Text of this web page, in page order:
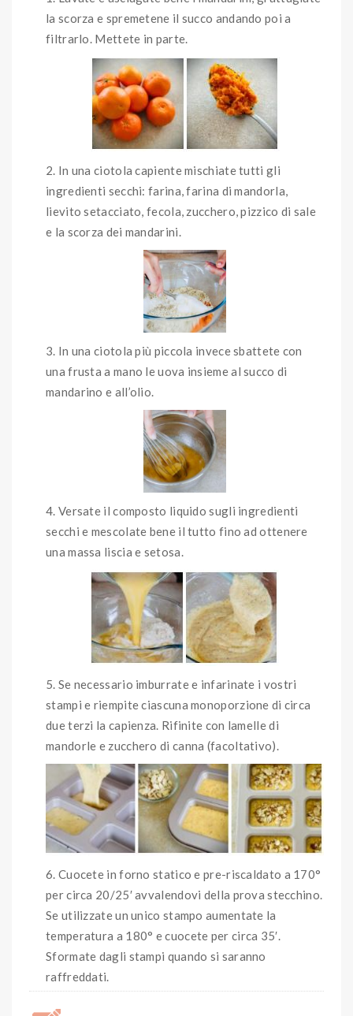
la scorza e spremetene il succo andando poi a
filtrarlo. Mettete in parte.
In una ciotola capiente mischiate tutti gli
ingredienti secchi: farina, farina di mandorla,
lievito setacciato, fecola, zucchero, pizzico di sale
e la scorza dei mandarini.
In una ciotola più piccola invece sbattete con
una frusta a mano le uova insieme al succo di
mandarino e all’olio.
Versate il composto liquido sugli ingredienti
secchi e mescolate bene il tutto fino ad ottenere
una massa liscia e setosa.
Se necessario imburrate e infarinate i vostri
stampi e riempite ciascuna monoporzione di circa
due terzi la capienza. Rifinite con lamelle di
mandorle e zucchero di canna (facoltativo).
Cuocete in forno statico e pre-riscaldato a 170°
per circa 20/25′ avvalendovi della prova stecchino.
Se utilizzate un unico stampo aumentate la
temperatura a 180° e cuocete per circa 35′.
Sformate dagli stampi quando si saranno
raffreddati.